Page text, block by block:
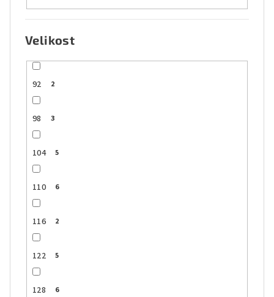
Velikost
92 2
98 3
104 5
110 6
116 2
122 5
128 6